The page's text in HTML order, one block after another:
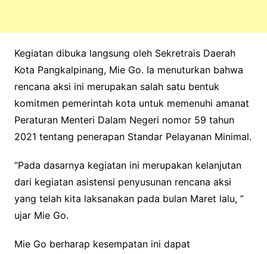
Kegiatan dibuka langsung oleh Sekretrais Daerah
Kota Pangkalpinang, Mie Go. Ia menuturkan bahwa
rencana aksi ini merupakan salah satu bentuk
komitmen pemerintah kota untuk memenuhi amanat
Peraturan Menteri Dalam Negeri nomor 59 tahun
2021 tentang penerapan Standar Pelayanan Minimal.
“Pada dasarnya kegiatan ini merupakan kelanjutan
dari kegiatan asistensi penyusunan rencana aksi
yang telah kita laksanakan pada bulan Maret lalu, ”
ujar Mie Go.
Mie Go berharap kesempatan ini dapat